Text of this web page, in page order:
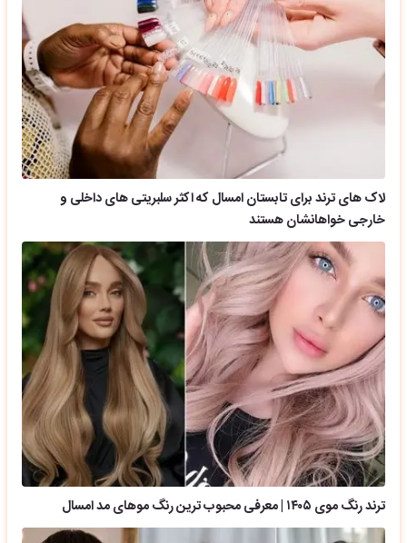
لاک های ترند برای تابستان امسال که اکثر سلبریتی های داخلی و
خارجی خواهانشان هستند
ترند رنگ موی ۱۴۰۵ | معرفی محبوب ترین رنگ موهای مد امسال